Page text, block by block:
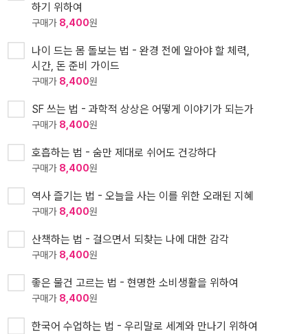
하기 위하여
구매가 8,400원
나이 드는 몸 돌보는 법 - 완경 전에 알아야 할 체력,
시간, 돈 준비 가이드
구매가 8,400원
SF 쓰는 법 - 과학적 상상은 어떻게 이야기가 되는가
구매가 8,400원
호흡하는 법 - 숨만 제대로 쉬어도 건강하다
구매가 8,400원
역사 즐기는 법 - 오늘을 사는 이를 위한 오래된 지혜
구매가 8,400원
산책하는 법 - 걸으면서 되찾는 나에 대한 감각
구매가 8,400원
좋은 물건 고르는 법 - 현명한 소비생활을 위하여
구매가 8,400원
한국어 수업하는 법 - 우리말로 세계와 만나기 위하여